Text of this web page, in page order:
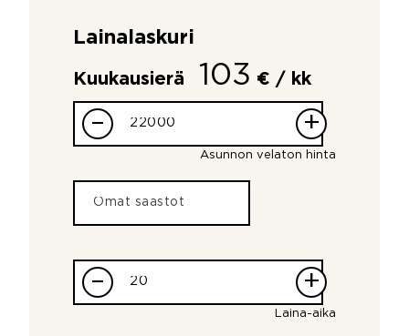
Lainalaskuri
Kuukausierä 103 € / kk
– +
Asunnon velaton hinta
– +
Laina-aika